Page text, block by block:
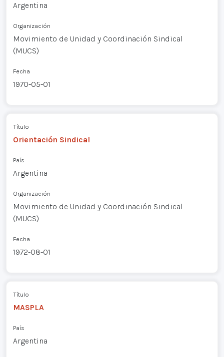
Argentina
Organización
Movimiento de Unidad y Coordinación Sindical
(MUCS)
Fecha
1970-05-01
Título
Orientación Sindical
País
Argentina
Organización
Movimiento de Unidad y Coordinación Sindical
(MUCS)
Fecha
1972-08-01
Título
MASPLA
País
Argentina